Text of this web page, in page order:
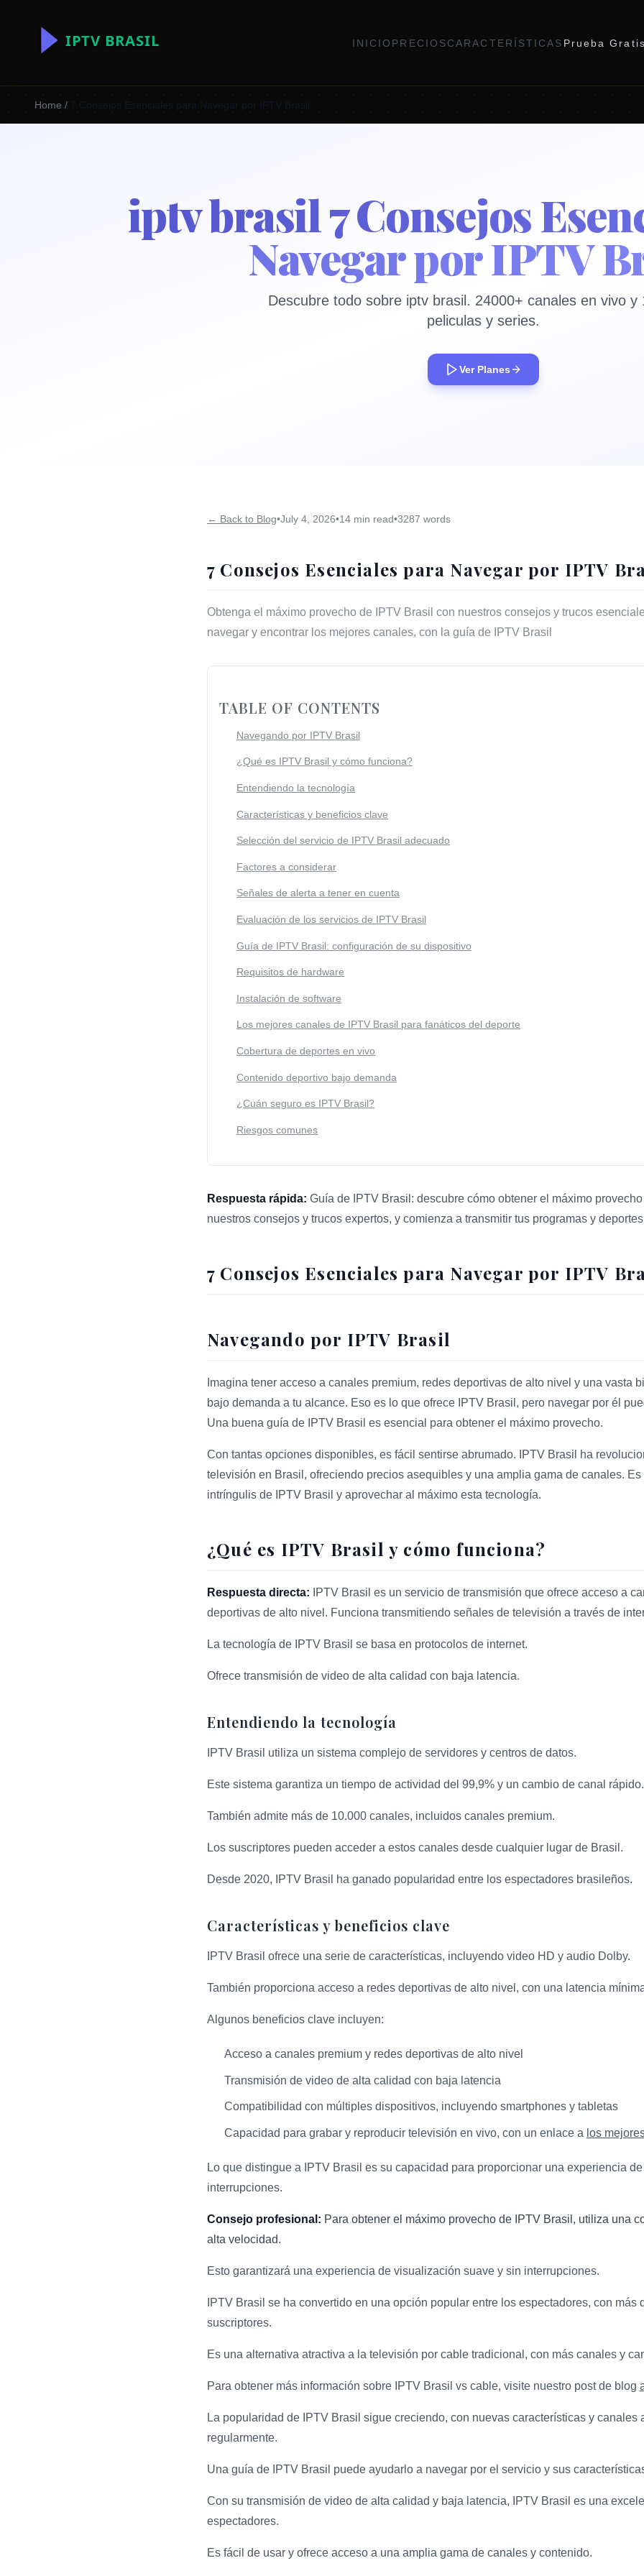
INICIO PRECIOSCARACTERÍSTICAS Prueba Gratis
Home / 7 Consejos Esenciales para Navegar por IPTV Brasil
iptv brasil 7 Consejos
Navegar por IPTV
Descubre todo sobre iptv brasil. 24000+ canales en vivo y
peliculas y series.
Ver Planes
← Back to Blog•July 4, 2026•14 min read•3287 words
7 Consejos Esenciales para Navegar por IPTV
Obtenga el máximo provecho de IPTV Brasil con nuestros consejos y trucos
navegar y encontrar los mejores canales, con la guía de IPTV Brasil
TABLE OF CONTENTS
Navegando por IPTV Brasil
¿Qué es IPTV Brasil y cómo funciona?
Entendiendo la tecnología
Características y beneficios clave
Selección del servicio de IPTV Brasil adecuado
Factores a considerar
Señales de alerta a tener en cuenta
Evaluación de los servicios de IPTV Brasil
Guía de IPTV Brasil: configuración de su dispositivo
Requisitos de hardware
Instalación de software
Los mejores canales de IPTV Brasil para fanáticos del deporte
Cobertura de deportes en vivo
Contenido deportivo bajo demanda
¿Cuán seguro es IPTV Brasil?
Riesgos comunes
Respuesta rápida: Guía de IPTV Brasil: descubre cómo obtener el máximo
nuestros consejos y trucos expertos, y comienza a transmitir tus programas y
7 Consejos Esenciales para Navegar por IPTV
Navegando por IPTV Brasil
Imagina tener acceso a canales premium, redes deportivas de alto nivel y una vasta
bajo demanda a tu alcance. Eso es lo que ofrece IPTV Brasil, pero navegar por él
Una buena guía de IPTV Brasil es esencial para obtener el máximo provecho.
Con tantas opciones disponibles, es fácil sentirse abrumado. IPTV Brasil ha
televisión en Brasil, ofreciendo precios asequibles y una amplia gama de canales.
intríngulis de IPTV Brasil y aprovechar al máximo esta tecnología.
¿Qué es IPTV Brasil y cómo funciona?
Respuesta directa: IPTV Brasil es un servicio de transmisión que ofrece acceso a
deportivas de alto nivel. Funciona transmitiendo señales de televisión a través de
La tecnología de IPTV Brasil se basa en protocolos de internet.
Ofrece transmisión de video de alta calidad con baja latencia.
Entendiendo la tecnología
IPTV Brasil utiliza un sistema complejo de servidores y centros de datos.
Este sistema garantiza un tiempo de actividad del 99,9% y un cambio de canal rápido.
También admite más de 10.000 canales, incluidos canales premium.
Los suscriptores pueden acceder a estos canales desde cualquier lugar de Brasil.
Desde 2020, IPTV Brasil ha ganado popularidad entre los espectadores brasileños.
Características y beneficios clave
IPTV Brasil ofrece una serie de características, incluyendo video HD y audio Dolby.
También proporciona acceso a redes deportivas de alto nivel, con una latencia
Algunos beneficios clave incluyen:
Acceso a canales premium y redes deportivas de alto nivel
Transmisión de video de alta calidad con baja latencia
Compatibilidad con múltiples dispositivos, incluyendo smartphones y tabletas
Capacidad para grabar y reproducir televisión en vivo, con un enlace a los
Lo que distingue a IPTV Brasil es su capacidad para proporcionar una experiencia
interrupciones.
Consejo profesional: Para obtener el máximo provecho de IPTV Brasil, utiliza una
alta velocidad.
Esto garantizará una experiencia de visualización suave y sin interrupciones.
IPTV Brasil se ha convertido en una opción popular entre los espectadores, con más
suscriptores.
Es una alternativa atractiva a la televisión por cable tradicional, con más canales y
Para obtener más información sobre IPTV Brasil vs cable, visite nuestro post de blog
La popularidad de IPTV Brasil sigue creciendo, con nuevas características y canales
regularmente.
Una guía de IPTV Brasil puede ayudarlo a navegar por el servicio y sus
Con su transmisión de video de alta calidad y baja latencia, IPTV Brasil es una
espectadores.
Es fácil de usar y ofrece acceso a una amplia gama de canales y contenido.